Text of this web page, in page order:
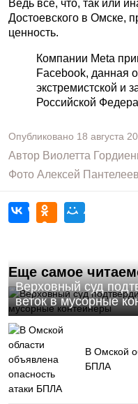
Ведь все, что, так или
Достоевского в Омске,
ценность.
Компании Meta
Facebook, данная
экстремистской и
Российской
Опубликовано 18 августа
Автор Виолетта
Фото Алексей Пантелеев
Еще самое
Верховный суд
веток в мусорные
В Омской
БПЛА